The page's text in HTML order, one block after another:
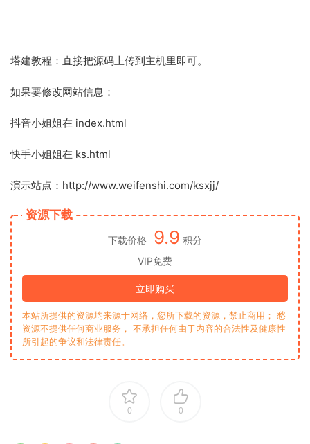
塔建教程：直接把源码上传到主机里即可。
如果要修改网站信息：
抖音小姐姐在 index.html
快手小姐姐在 ks.html
演示站点：http://www.weifenshi.com/ksxjj/
资源下载
下载价格 9.9 积分
VIP免费
立即购买
本站所提供的资源均来源于网络，您所下载的资源，禁止商用； 愁
资源不提供任何商业服务， 不承担任何由于内容的合法性及健康性
所引起的争议和法律责任。
0 0